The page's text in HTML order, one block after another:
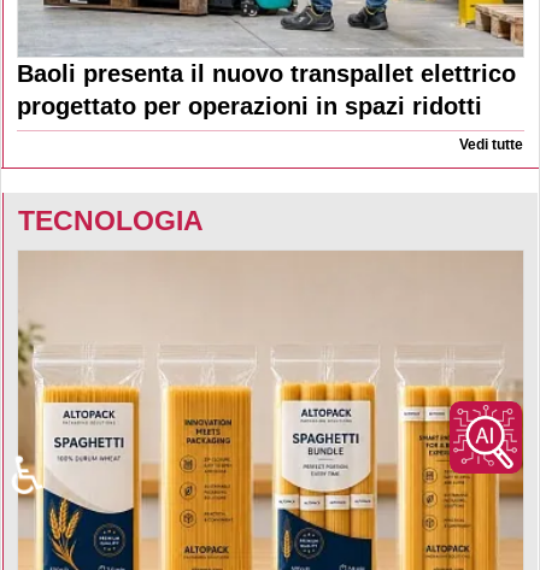
Baoli presenta il nuovo transpallet elettrico
progettato per operazioni in spazi ridotti
Vedi tutte
TECNOLOGIA